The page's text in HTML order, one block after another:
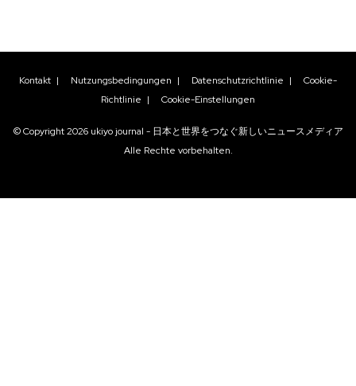
Kontakt | Nutzungsbedingungen | Datenschutzrichtlinie | Cookie-
Richtlinie | Cookie-Einstellungen
© Copyright2026 ukiyo journal - 日本と世界をつなぐ新しいニュースメディア
Alle Rechte vorbehalten.